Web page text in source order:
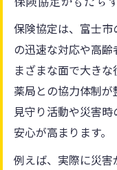
保険協定は、富士
の迅速な対応や高
まざまな面で大き
薬局との協力体制
見守り活動や災害
安心が高まります。
例えば、実際に災